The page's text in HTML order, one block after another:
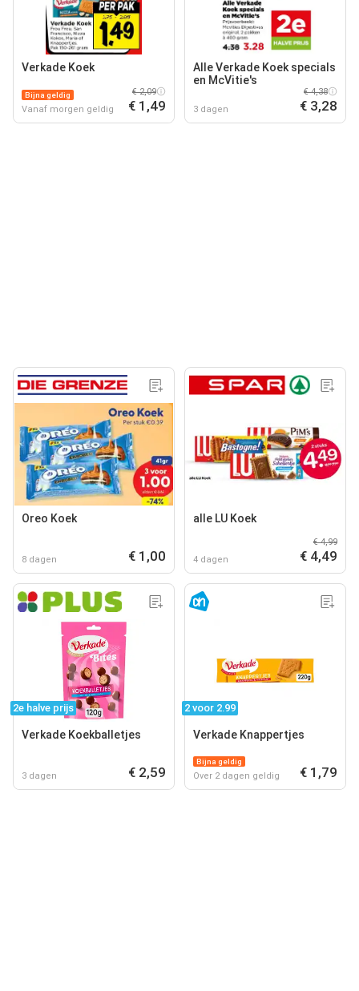
Verkade Koek
Bijna geldig
Vanaf morgen geldig
€ 2,09
€ 1,49
Alle Verkade Koek specials
en McVitie's
3 dagen
€ 4,38
€ 3,28
Oreo Koek
8 dagen € 1,00
alle LU Koek
4 dagen
€ 4,99
€ 4,49
2e halve prijs
Verkade Koekballetjes
3 dagen € 2,59
2 voor 2.99
Verkade Knappertjes
Bijna geldig
Over 2 dagen geldig € 1,79